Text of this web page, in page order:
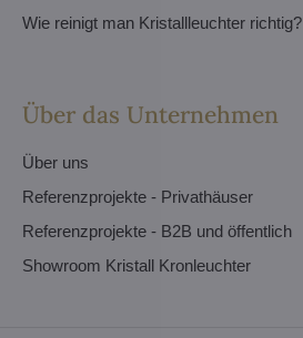
Wie reinigt man Kristallleuchter richtig?
Über das Unternehmen
Über uns
Referenzprojekte - Privathäuser
Referenzprojekte - B2B und öffentlich
Showroom Kristall Kronleuchter